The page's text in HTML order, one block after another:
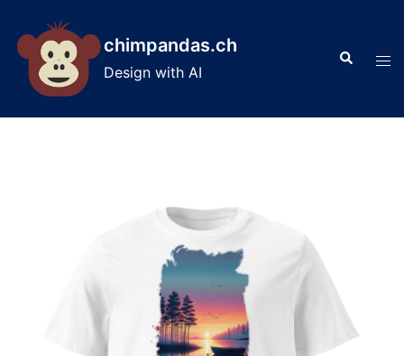
content
chimpandas.ch
Design with AI
Search